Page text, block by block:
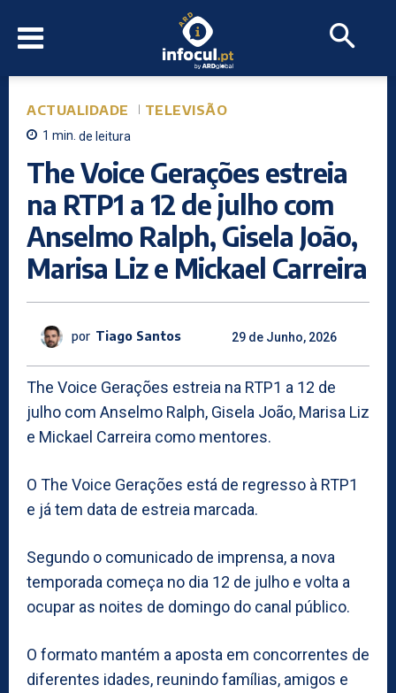
ACTUALIDADE TELEVISÃO
1 min. de leitura
The Voice Gerações estreia
na RTP1 a 12 de julho com
Anselmo Ralph, Gisela João,
Marisa Liz e Mickael Carreira
por Tiago Santos 29 de Junho, 2026
The Voice Gerações estreia na RTP1 a 12 de
julho com Anselmo Ralph, Gisela João, Marisa Liz
e Mickael Carreira como mentores.
O The Voice Gerações está de regresso à RTP1
e já tem data de estreia marcada.
Segundo o comunicado de imprensa, a nova
temporada começa no dia 12 de julho e volta a
ocupar as noites de domingo do canal público.
O formato mantém a aposta em concorrentes de
diferentes idades, reunindo famílias, amigos e